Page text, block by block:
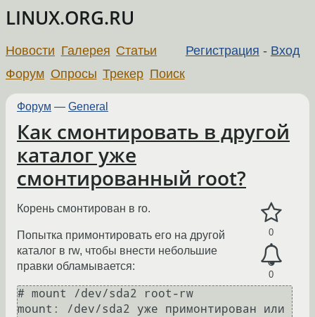
LINUX.ORG.RU
Регистрация - Вход
Новости Галерея Статьи
Форум Опросы Трекер Поиск
Форум — General
Как смонтировать в другой
каталог уже
смонтированный root?
0
0
Корень смонтирован в ro.
Попытка примонтировать его на другой
каталог в rw, чтобы внести небольшие
правки обламывается:
# mount /dev/sda2 root-rw
mount: /dev/sda2 уже примонтирован или